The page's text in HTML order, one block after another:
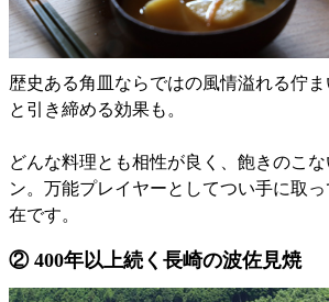
歴史ある角皿ならではの風情溢れる佇
と引き締める効果も。
どんな料理とも相性が良く、飽きのこ
ン。万能プレイヤーとしてつい手に取
在です。
② 400年以上続く長崎の波佐見焼